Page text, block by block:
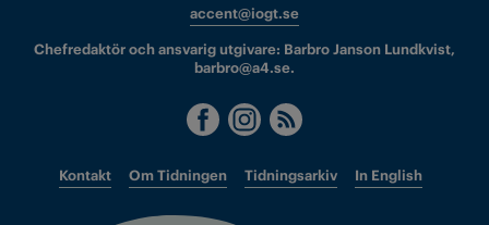
accent@iogt.se
Chefredaktör och ansvarig utgivare: Barbro Janson Lundkvist,
barbro@a4.se.
Kontakt Om Tidningen Tidningsarkiv In English